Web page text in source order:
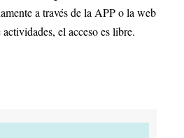
a través de la APP o la web
el acceso es libre.